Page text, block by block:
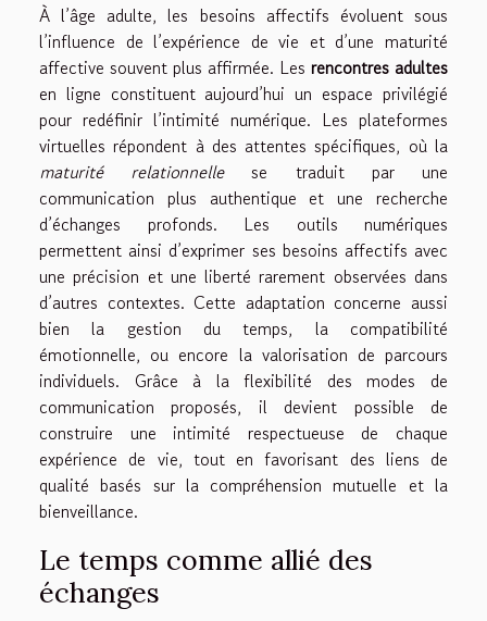
À l’âge adulte, les besoins affectifs évoluent sous
l’influence de l’expérience de vie et d’une maturité
affective souvent plus affirmée. Les rencontres adultes
en ligne constituent aujourd’hui un espace privilégié
pour redéfinir l’intimité numérique. Les plateformes
virtuelles répondent à des attentes spécifiques, où la
maturité relationnellese traduit par une
communication plus authentique et une recherche
d’échanges profonds. Les outils numériques
permettent ainsi d’exprimer ses besoins affectifs avec
une précision et une liberté rarement observées dans
d’autres contextes. Cette adaptation concerne aussi
bien la gestion du temps, la compatibilité
émotionnelle, ou encore la valorisation de parcours
individuels. Grâce à la flexibilité des modes de
communication proposés, il devient possible de
construire une intimité respectueuse de chaque
expérience de vie, tout en favorisant des liens de
qualité basés sur la compréhension mutuelle et la
bienveillance.
Le temps comme allié des
échanges